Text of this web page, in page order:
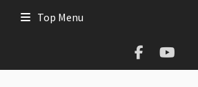
Top Menu